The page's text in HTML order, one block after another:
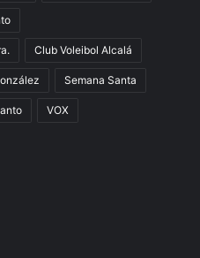
Club Voleibol Alcalá
Semana Santa
VOX